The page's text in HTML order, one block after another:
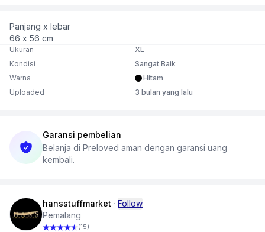
Panjang x lebar
66 x 56 cm
Ukuran
XL
Kondisi
Sangat Baik
Warna
Hitam
Uploaded
3 bulan yang lalu
Garansi pembelian
Belanja di Preloved aman dengan garansi uang
kembali.
hansstuffmarket · Follow
Pemalang
(15)